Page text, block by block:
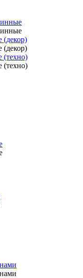
(декор)
(декор)
(техно)
(техно)